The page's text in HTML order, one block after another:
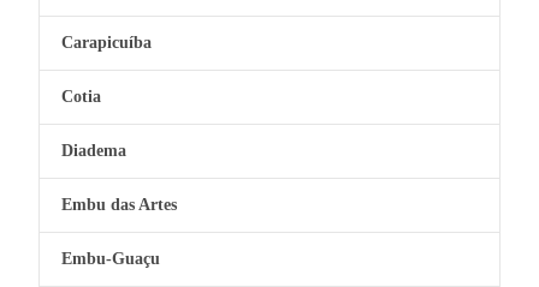
Carapicuíba
Cotia
Diadema
Embu das Artes
Embu-Guaçu